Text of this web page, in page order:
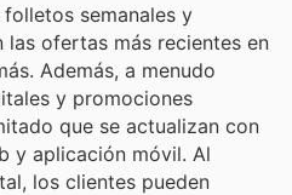
semanales y
las ofertas más recientes en
Además, a menudo
y promociones
que se actualizan con
y aplicación móvil. Al
los clientes pueden